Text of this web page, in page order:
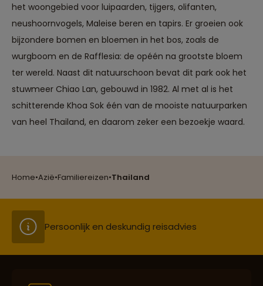
Home•Azië•Familiereizen•Thailand
het woongebied voor luipaarden, tijgers, olifanten,
neushoornvogels, Maleise beren en tapirs. Er groeien ook
bijzondere bomen en bloemen in het bos, zoals de
wurgboom en de Rafflesia: de opéén na grootste bloem
ter wereld. Naast dit natuurschoon bevat dit park ook het
stuwmeer Chiao Lan, gebouwd in 1982. Al met al is het
schitterende Khoa Sok één van de mooiste natuurparken
van heel Thailand, en daarom zeker een bezoekje waard.
Reizen met oog voor mens, cultuur en milieu
Persoonlijk en deskundig reisadvies
Best beoordeelde reisroutes